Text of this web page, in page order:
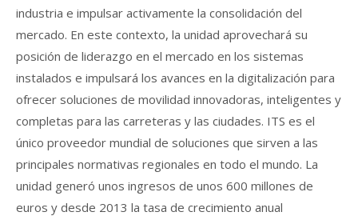
industria e impulsar activamente la consolidación del
mercado. En este contexto, la unidad aprovechará su
posición de liderazgo en el mercado en los sistemas
instalados e impulsará los avances en la digitalización para
ofrecer soluciones de movilidad innovadoras, inteligentes y
completas para las carreteras y las ciudades. ITS es el
único proveedor mundial de soluciones que sirven a las
principales normativas regionales en todo el mundo. La
unidad generó unos ingresos de unos 600 millones de
euros y desde 2013 la tasa de crecimiento anual